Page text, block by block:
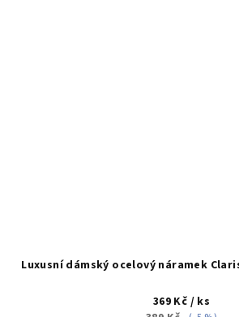
Luxusní dámský ocelový náramek
369 Kč / ks